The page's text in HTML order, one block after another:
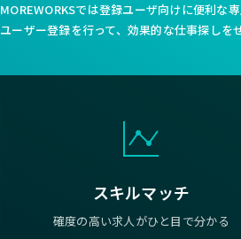
MOREWORKSでは登録ユーザ向けに便利な
ユーザー登録を行って、効果的な仕事探しを
スキルマッチ
確度の高い求人がひと目で分かる